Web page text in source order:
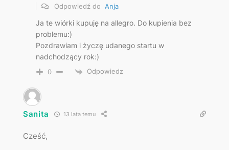
Odpowiedź do Anja
Ja te wiórki kupuję na allegro. Do kupienia bez
problemu:)
Pozdrawiam i życzę udanego startu w
nadchodzący rok:)
0 Odpowiedz
Sanita 13 lata temu
Cześć,